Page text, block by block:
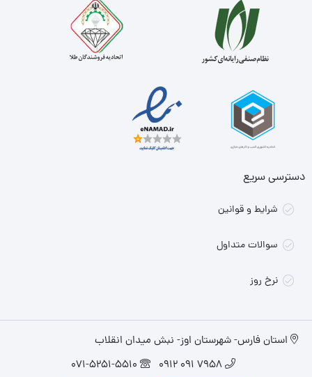
دسترسی سریع
شرایط و قوانین
سوالات متداول
نرخ روز
استان فارس- شهرستان اوز- نبش میدان انقلاب
7958 091 0912
071-5251-5510